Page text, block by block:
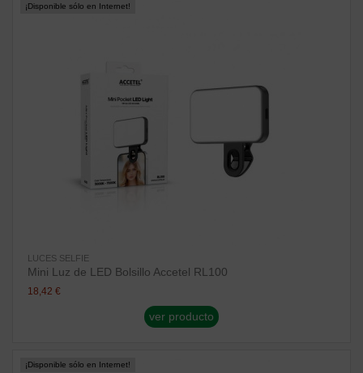
¡Disponible sólo en Internet!
LUCES SELFIE
Mini Luz de LED Bolsillo Accetel RL100
18,42 €
ver producto
¡Disponible sólo en Internet!